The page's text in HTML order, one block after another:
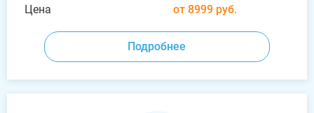
Цена
от 8999 руб.
Подробнее